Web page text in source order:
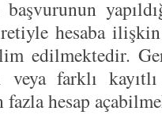
başvurunun
hesaba
edilmektedir.
veya farklı
fazla hesap